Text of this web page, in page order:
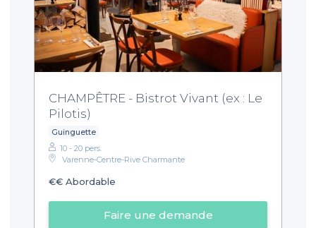
CHAMPÊTRE - Bistrot Vivant (ex : Le
Pilotis)
Guinguette
10 - 20 pers.
Varenne-Centre-Rive Charmante
€€ Abordable
Faire une demande